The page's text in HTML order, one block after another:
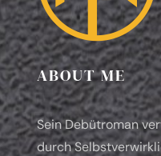
ABOUT ME
Sein Debütroman
durch